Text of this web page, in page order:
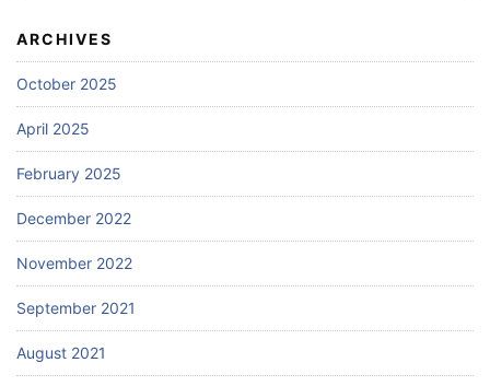
ARCHIVES
October 2025
April 2025
February 2025
December 2022
November 2022
September 2021
August 2021